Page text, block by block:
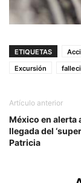
ETIQUETAS
Excursión
Artículo anterior
México en alerta
llegada del
Patricia